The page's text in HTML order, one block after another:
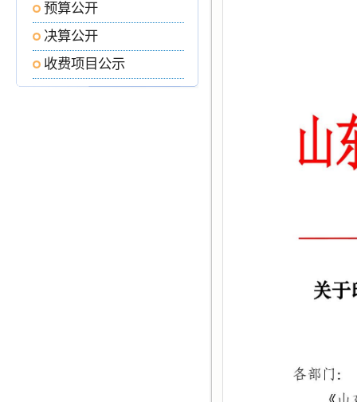
预算公开
决算公开
收费项目公示